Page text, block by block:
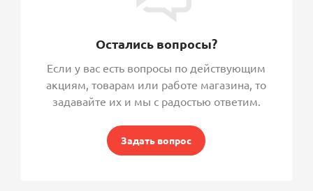
Остались вопросы?
Если у вас есть вопросы по действующим
акциям, товарам или работе магазина, то
задавайте их и мы с радостью ответим.
Задать вопрос